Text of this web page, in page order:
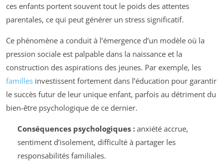
ces enfants portent souvent tout le poids des attentes
parentales, ce qui peut générer un stress significatif.
Ce phénomène a conduit à l’émergence d’un modèle où la
pression sociale est palpable dans la naissance et la
construction des aspirations des jeunes. Par exemple, les
familles investissent fortement dans l’éducation pour garantir
le succès futur de leur unique enfant, parfois au détriment du
bien-être psychologique de ce dernier.
Conséquences psychologiques :anxiété accrue,
sentiment d’isolement, difficulté à partager les
responsabilités familiales.